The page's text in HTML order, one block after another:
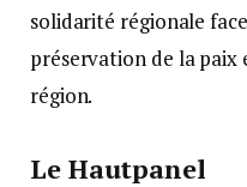
solidarité régionale
préservation de la paix
région.
Le Hautpanel